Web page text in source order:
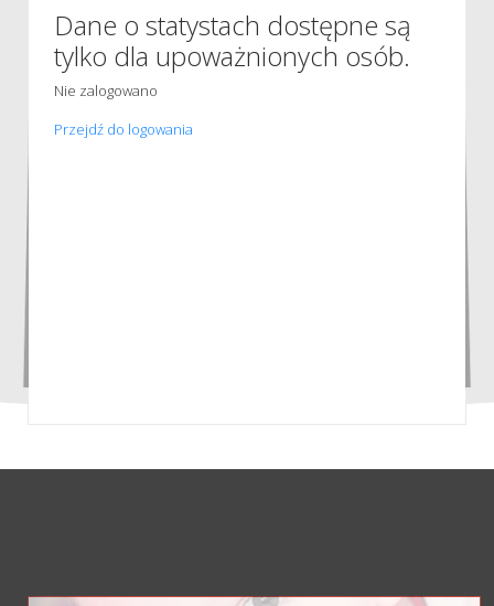
Dane o statystach dostępne są
tylko dla upoważnionych osób.
Nie zalogowano
Przejdź do logowania